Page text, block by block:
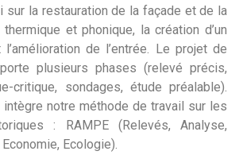
sur la restauration de la façade et de la
et phonique, la création d’un
de l’entrée. Le projet de
plusieurs phases (relevé précis,
critique, sondages, étude préalable).
intègre notre méthode de travail sur les
: RAMPE (Relevés, Analyse,
Ecologie).